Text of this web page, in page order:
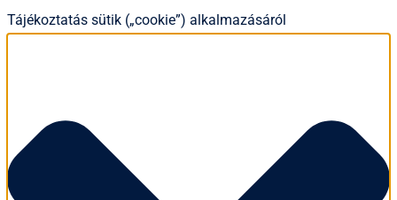
Tájékoztatás sütik („cookie”) alkalmazásáról